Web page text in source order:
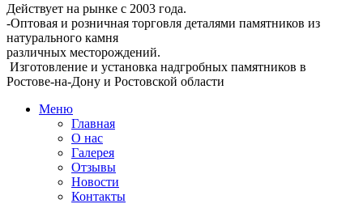
Действует на рынке с 2003 года.
-Оптовая и розничная торговля деталями памятников из
натурального камня
различных месторождений.
Изготовление и установка надгробных памятников в
Ростове-на-Дону и Ростовской области
Меню
Главная
О нас
Галерея
Отзывы
Новости
Контакты